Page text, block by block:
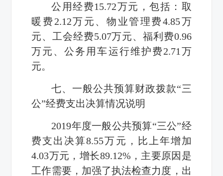
公用经费15.72万元，包括：取
暖费 2.12万元、物业管理费4.85万
元、工会经费5.07万元、福利费0.96
万元、公务用车运行维护费2.71 万
元。
七、一般公共预算财政拨款“三
公”经费支出决算情况说明
2019年度一般公共预算“三公”经
费支出决算8.55万元，比上年增加
4.03万元，增长89.12% ，主要原因是
工作需要，加强了执法检查力度，出